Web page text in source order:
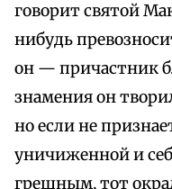
говорит святой
нибудь
он — причастник
знамения он
но если не
уничиженной и
грешным, тот